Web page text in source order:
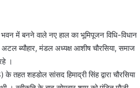
में बनने वाले नए हाल का भूमिपूजन विधि-विधान
ब्यौहार, मंडल अध्यक्ष आशीष चौरसिया, समाज
।
शहडोल सांसद हिमाद्री सिंह द्वारा चौरसिया